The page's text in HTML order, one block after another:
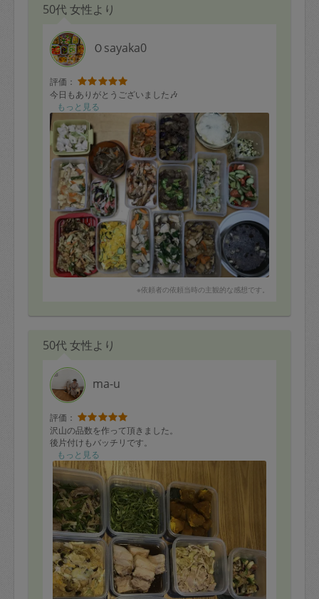
50代 女性より
Ｏsayaka0
評価：
今日もありがとうございました🎶
もっと見る
※依頼者の依頼当時の主観的な感想です。
50代 女性より
ma-u
評価：
沢山の品数を作って頂きました。
後片付けもバッチリです。
もっと見る